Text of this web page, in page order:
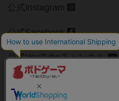
公式instagram
公式Facebook
公式YouTubeチャンネル